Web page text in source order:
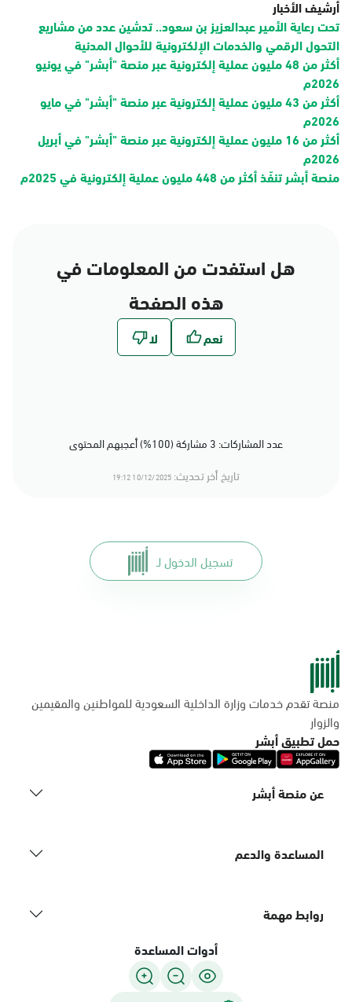
أرشيف الأخبار
تحت رعاية الأمير عبدالعزيز بن سعود.. تدشين عدد من مشاريع
التحول الرقمي والخدمات الإلكترونية للأحوال المدنية
أكثر من 48 مليون عملية إلكترونية عبر منصة "أبشر" في يونيو
2026م
أكثر من 43 مليون عملية إلكترونية عبر منصة "أبشر" في مايو
2026م
أكثر من 16 مليون عملية إلكترونية عبر منصة "أبشر" في أبريل
2026م
منصة أبشر تنفّذ أكثر من 448 مليون عملية إلكترونية في 2025م
هل استفدت من المعلومات في
هذه الصفحة
عدد المشاركات: 3 مشاركة (100%) أعجبهم المحتوى
تاريخ أخر تحديث: 10/12/2025 19:12
تسجيل الدخول لـ
منصة تقدم خدمات وزارة الداخلية السعودية للمواطنين والمقيمين
والزوار
حمل تطبيق أبشر
عن منصة أبشر
المساعدة والدعم
روابط مهمة
أدوات المساعدة